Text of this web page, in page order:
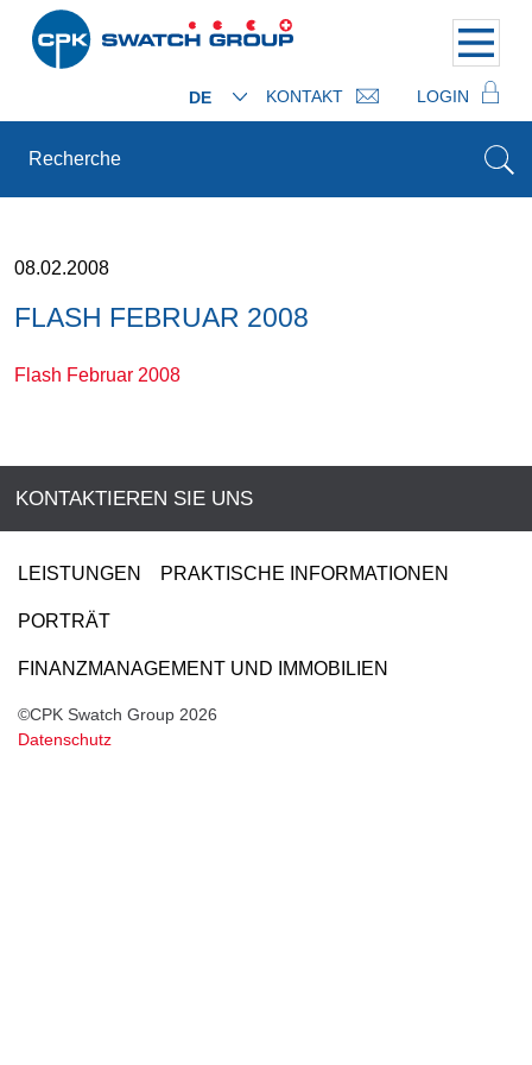
DE KONTAKT LOGIN
08.02.2008
FLASH FEBRUAR 2008
Flash Februar 2008
KONTAKTIEREN SIE UNS
©CPK Swatch Group 2026
Datenschutz
LEISTUNGEN PRAKTISCHE INFORMATIONEN
PORTRÄT
FINANZMANAGEMENT UND IMMOBILIEN